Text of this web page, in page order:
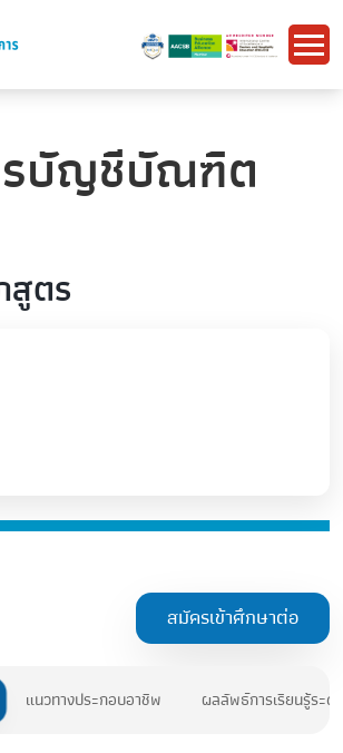
บัญชีบัณฑิต
สูตร
สมัครเข้าศึกษาต่อ
แนวทางประกอบอาชีพ ผลลัพธ์การเรียนรู้ระ